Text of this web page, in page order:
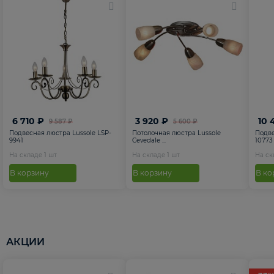
9 587 ₽
6 710 ₽
Подвесная люстра Lussole LSP-
9941
На складе 1 шт
В корзину
5 600 ₽
3 920 ₽
Потолочная люстра Lussole
Cevedale ...
На складе 1 шт
В корзину
10
10773
На
В
АКЦИИ